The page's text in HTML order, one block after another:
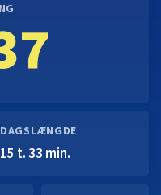
DAGSLÆNGDE
15 t. 33 min.